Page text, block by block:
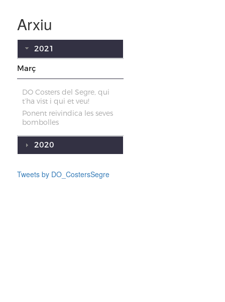
Arxiu
2021
Març
DO Costers del Segre, qui
t’ha vist i qui et veu!
Ponent reivindica les seves
bombolles
2020
Tweets by DO_CostersSegre